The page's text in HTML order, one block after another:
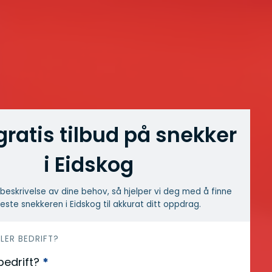
tilbud på snekker
i Eidskog
av dine behov, så hjelper vi deg med å finne
snekkeren i Eidskog til akkurat ditt oppdrag.
BEDRIFT?
*